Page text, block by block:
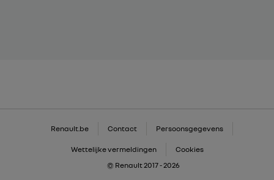
Renault.be Contact Persoonsgegevens
Wettelijke vermeldingen
Cookies
© Renault 2017 - 2026